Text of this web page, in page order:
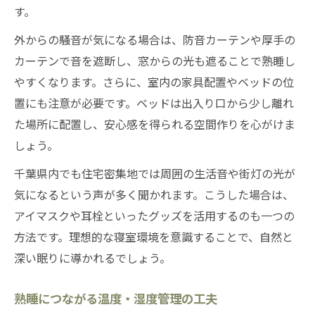
す。
外からの騒音が気になる場合は、防音カーテンや厚手の
カーテンで音を遮断し、窓からの光も遮ることで熟睡し
やすくなります。さらに、室内の家具配置やベッドの位
置にも注意が必要です。ベッドは出入り口から少し離れ
た場所に配置し、安心感を得られる空間作りを心がけま
しょう。
千葉県内でも住宅密集地では周囲の生活音や街灯の光が
気になるという声が多く聞かれます。こうした場合は、
アイマスクや耳栓といったグッズを活用するのも一つの
方法です。理想的な寝室環境を意識することで、自然と
深い眠りに導かれるでしょう。
熟睡につながる温度・湿度管理の工夫